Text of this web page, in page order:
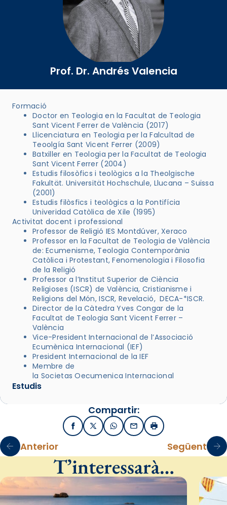
Prof. Dr. Andrés Valencia
Formació
Doctor en Teologia en la Facultat de Teologia
Sant Vicent Ferrer de València (2017)
Llicenciatura en Teologia per la Falcultad de
Teoolgía Sant Vicent Ferrer (2009)
Batxiller en Teologia per la Facultat de Teologia
Sant Vicent Ferrer (2004)
Estudis filosòfics i teològics a la Theolgische
Fakultät. Universität Hochschule, Llucana – Suïssa
(2001)
Estudis filòsfics i teològics a la Pontifícia
Univeridad Catòlica de Xile (1995)
Activitat docent i professional
Professor de Religió IES Montdúver, Xeraco
Professor en la Facultat de Teologia de València
de: Ecumenisme, Teologia Contemporània
Catòlica i Protestant, Fenomenologia i Filosofia
de la Religió
Professor a l’Institut Superior de Ciència
Religioses (ISCR) de València, Cristianisme i
Religions del Món, ISCR, Revelació, DECA-*ISCR.
Director de la Càtedra Yves Congar de la
Facultat de Teologia Sant Vicent Ferrer –
València
Vice-President Internacional de l’Associació
Ecumènica Internacional (IEF)
President Internacional de la IEF
Membre de
la Societas Oecumenica Internacional
Estudis
Compartir:
FacebookX / TwitterWhatsApp
EmailImprimir
Anterior Següent
T’interessarà…